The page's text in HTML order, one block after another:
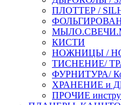
ПЛОТТЕР /
КИСТИ
НОЖНИЦЫ /
ТИСНЕНИЕ/
ФУРНИТУРА/
ХРАНЕНИЕ и
ПРОЧИЕ